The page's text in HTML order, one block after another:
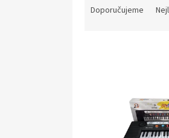
Doporučujeme